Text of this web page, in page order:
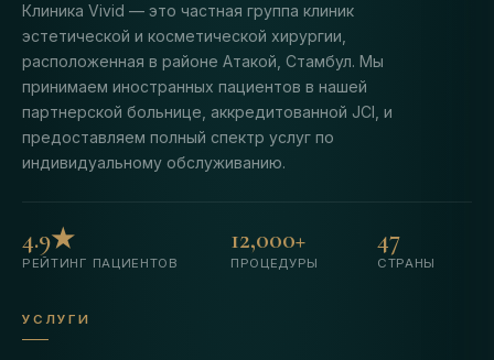
Клиника Vivid — это частная группа клиник
эстетической и косметической хирургии,
расположенная в районе Атакой, Стамбул. Мы
принимаем иностранных пациентов в нашей
партнерской больнице, аккредитованной JCI, и
предоставляем полный спектр услуг по
индивидуальному обслуживанию.
4.9★
РЕЙТИНГ ПАЦИЕНТОВ
12,000+
ПРОЦЕДУРЫ
47
СТРАНЫ
УСЛУГИ